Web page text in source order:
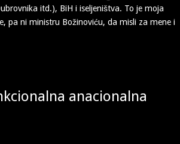
itd.), BiH i iseljeništva. To je moja
pa ni ministru Božinoviću, da misli za mene i
anacionalna